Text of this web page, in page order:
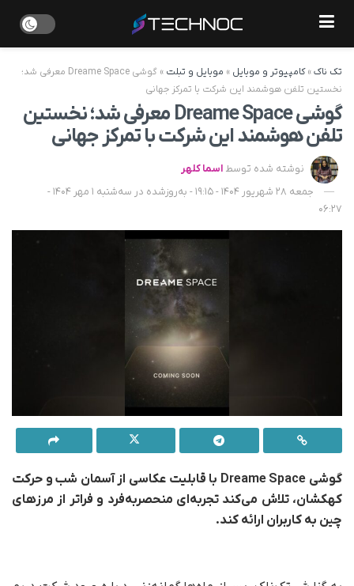
تک ناک»کامپیوتر و موبایل » موبایل و تبلت »
گوشی Dreame Space معرفی شد؛
نخستین تلفن هوشمند این شرکت با تمرکز جهانی
گوشی Dreame Space معرفی شد؛ نخستین
تلفن هوشمند این شرکت با تمرکز جهانی
نوشته شده توسط اسما کلهر
جمعه 28 شهریور 1404 - 19:15 - به‌روزشده در سه‌شنبه 1 مهر 1404 -
06:27
گوشی Dreame Space با قابلیت عکاسی از آسمان شب و حرکت
کهکشان، تلاش می‌کند تجربه‌ای منحصربه‌فرد و فراتر از مرزهای
چین به کاربران ارائه کند.